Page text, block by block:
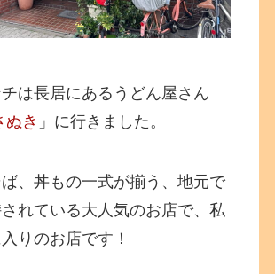
は長居にあるうどん屋さん
ぬき 」に行きました。
、丼もの一式が揃う、地元で
れている大人気のお店で、私
りのお店です！